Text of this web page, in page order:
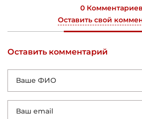
0 Комментариев
Оставить свой
Оставить комментарий